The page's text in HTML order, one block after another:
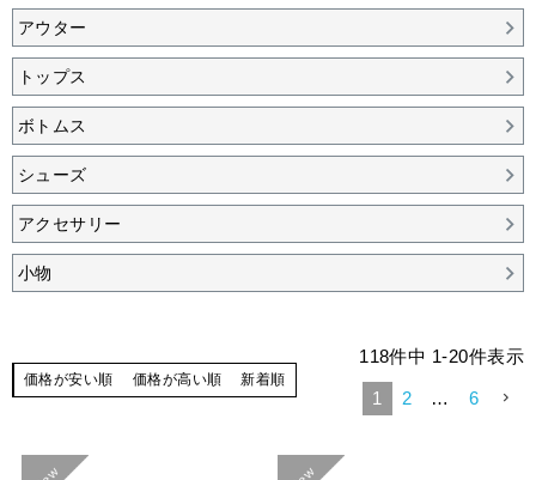
アウター
トップス
ボトムス
シューズ
アクセサリー
小物
価格が安い順 価格が高い順 新着順
118件中 1-20件表示
1 2 … 6